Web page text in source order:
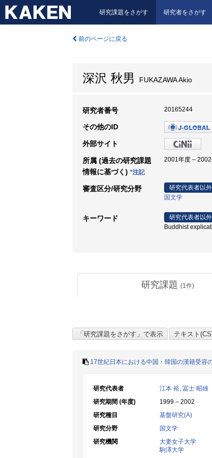
研究課題をさがす 研究者をさがす
前のページに戻る
深沢 秋男 FUKAZAWA Akio
研究者番号 20165244
その他のID
外部サイト
所属 (過去の研究課題
情報に基づく) *注記
2001年度 –
審査区分/研究分野
研究代表者以外
国文学
キーワード
研究代表者以外
Buddhist
研究課題 (1件)
17世紀日本における中国・韓国の漢籍受容
研究代表者 江本 裕, 冨士 昭雄
研究期間 (年度)
1999 – 2002
研究種目
基盤研究(A)
研究分野
国文学
研究機関
大妻女子大学
駒澤大学